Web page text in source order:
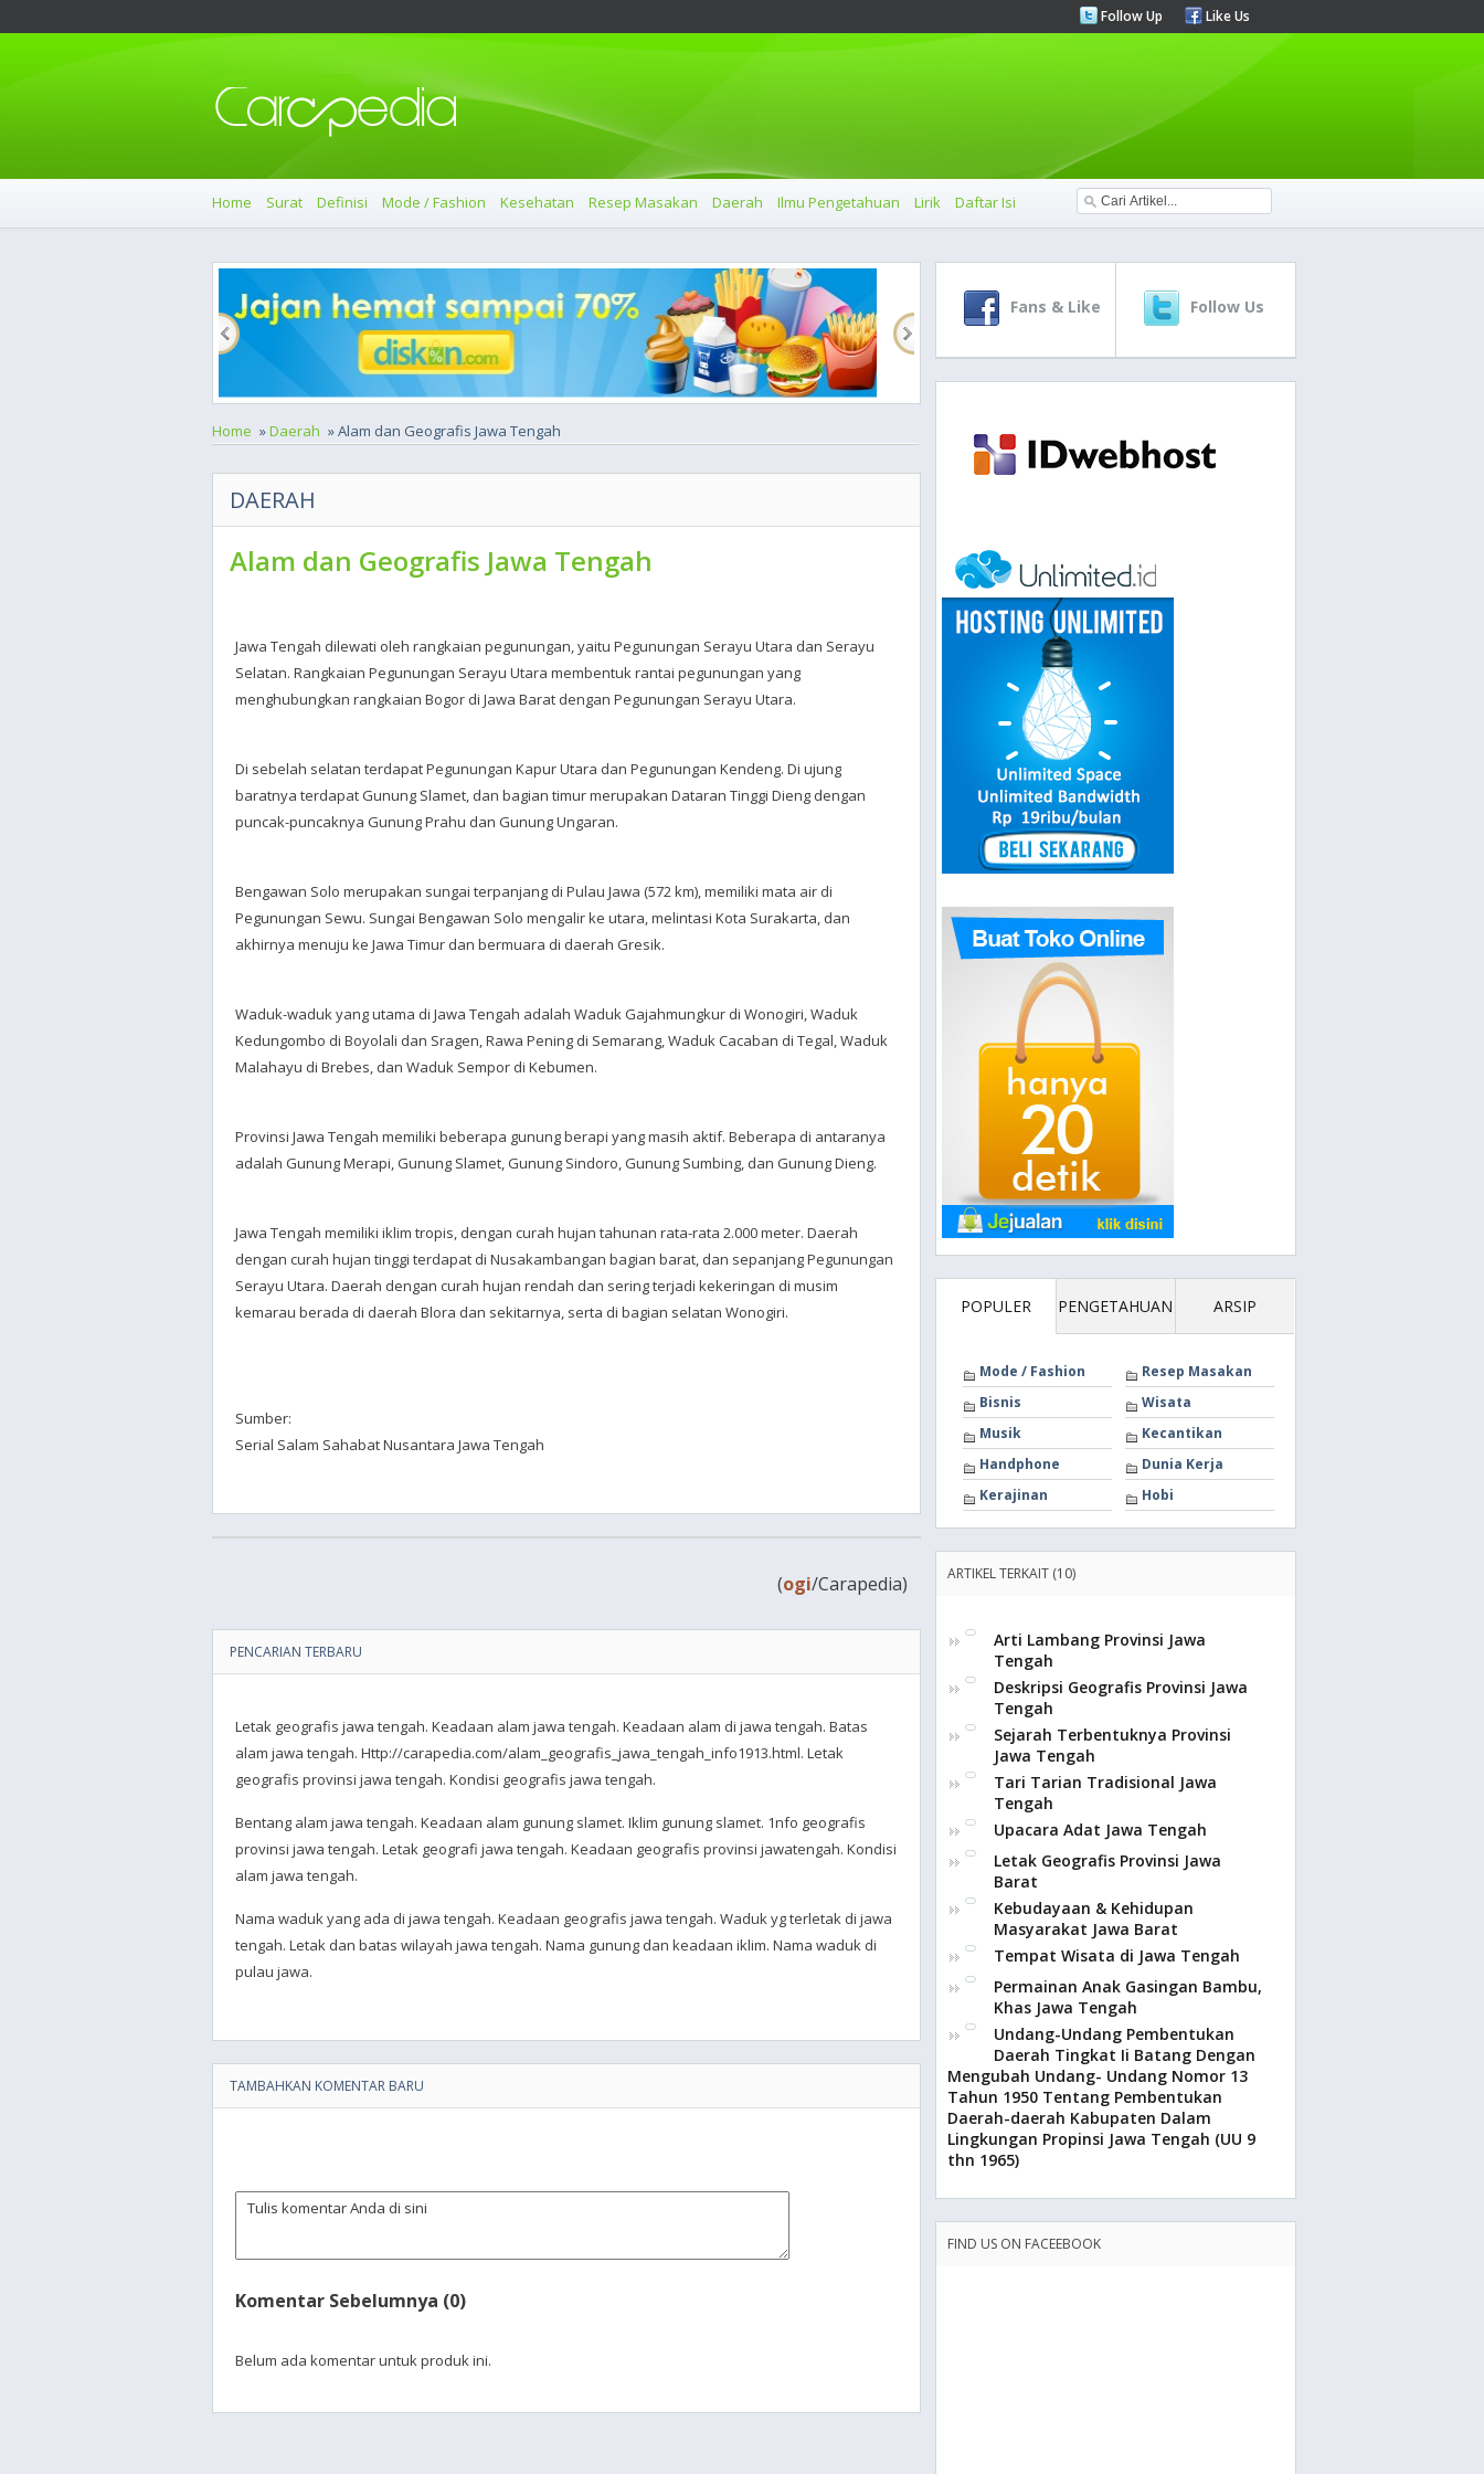
Follow Up Like Us
Home Surat Definisi Mode / Fashion Kesehatan Resep Masakan Daerah Ilmu Pengetahuan Lirik Daftar Isi
Home »Daerah » Alam dan Geografis Jawa Tengah
DAERAH
Alam dan Geografis Jawa Tengah
Jawa Tengah dilewati oleh rangkaian pegunungan, yaitu Pegunungan Serayu Utara dan Serayu
Selatan. Rangkaian Pegunungan Serayu Utara membentuk rantai pegunungan yang
menghubungkan rangkaian Bogor di Jawa Barat dengan Pegunungan Serayu Utara.
Di sebelah selatan terdapat Pegunungan Kapur Utara dan Pegunungan Kendeng. Di ujung
baratnya terdapat Gunung Slamet, dan bagian timur merupakan Dataran Tinggi Dieng dengan
puncak-puncaknya Gunung Prahu dan Gunung Ungaran.
Bengawan Solo merupakan sungai terpanjang di Pulau Jawa (572 km), memiliki mata air di
Pegunungan Sewu. Sungai Bengawan Solo mengalir ke utara, melintasi Kota Surakarta, dan
akhirnya menuju ke Jawa Timur dan bermuara di daerah Gresik.
Waduk-waduk yang utama di Jawa Tengah adalah Waduk Gajahmungkur di Wonogiri, Waduk
Kedungombo di Boyolali dan Sragen, Rawa Pening di Semarang, Waduk Cacaban di Tegal, Waduk
Malahayu di Brebes, dan Waduk Sempor di Kebumen.
Provinsi Jawa Tengah memiliki beberapa gunung berapi yang masih aktif. Beberapa di antaranya
adalah Gunung Merapi, Gunung Slamet, Gunung Sindoro, Gunung Sumbing, dan Gunung Dieng.
Jawa Tengah memiliki iklim tropis, dengan curah hujan tahunan rata-rata 2.000 meter. Daerah
dengan curah hujan tinggi terdapat di Nusakambangan bagian barat, dan sepanjang Pegunungan
Serayu Utara. Daerah dengan curah hujan rendah dan sering terjadi kekeringan di musim
kemarau berada di daerah Blora dan sekitarnya, serta di bagian selatan Wonogiri.
Sumber:
Serial Salam Sahabat Nusantara Jawa Tengah
(ogi/Carapedia)
PENCARIAN TERBARU
Letak geografis jawa tengah. Keadaan alam jawa tengah. Keadaan alam di jawa tengah. Batas
alam jawa tengah. Http://carapedia.com/alam_geografis_jawa_tengah_info1913.html. Letak
geografis provinsi jawa tengah. Kondisi geografis jawa tengah.
Bentang alam jawa tengah. Keadaan alam gunung slamet. Iklim gunung slamet. 1nfo geografis
provinsi jawa tengah. Letak geografi jawa tengah. Keadaan geografis provinsi jawatengah. Kondisi
alam jawa tengah.
Nama waduk yang ada di jawa tengah. Keadaan geografis jawa tengah. Waduk yg terletak di jawa
tengah. Letak dan batas wilayah jawa tengah. Nama gunung dan keadaan iklim. Nama waduk di
pulau jawa.
TAMBAHKAN KOMENTAR BARU
Komentar Sebelumnya (0)
Belum ada komentar untuk produk ini.
Fans & Like Follow Us
POPULER PENGETAHUAN ARSIP
Mode / Fashion
Resep Masakan
Bisnis
Wisata
Musik
Kecantikan
Handphone
Dunia Kerja
Kerajinan
Hobi
ARTIKEL TERKAIT (10)
Arti Lambang Provinsi Jawa
Tengah
Deskripsi Geografis Provinsi Jawa
Tengah
Sejarah Terbentuknya Provinsi
Jawa Tengah
Tari Tarian Tradisional Jawa
Tengah
Upacara Adat Jawa Tengah
Letak Geografis Provinsi Jawa
Barat
Kebudayaan & Kehidupan
Masyarakat Jawa Barat
Tempat Wisata di Jawa Tengah
Permainan Anak Gasingan Bambu,
Khas Jawa Tengah
Undang-Undang Pembentukan
Daerah Tingkat Ii Batang Dengan
Mengubah Undang- Undang Nomor 13
Tahun 1950 Tentang Pembentukan
Daerah-daerah Kabupaten Dalam
Lingkungan Propinsi Jawa Tengah (UU 9
thn 1965)
FIND US ON FACEEBOOK